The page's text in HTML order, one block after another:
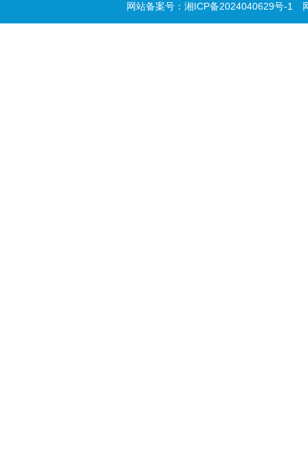
网站备案号：湘ICP备2024040629号-1